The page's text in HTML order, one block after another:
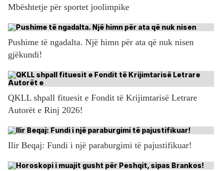
Mbështetje për sportet joolimpike
Pushime të ngadalta. Një himn për ata që nuk nisen
gjëkundi!
QKLL shpall fituesit e Fondit të Krijimtarisë Letrare
Autorët e Rinj 2026!
Ilir Beqaj: Fundi i një paraburgimi të pajustifikuar!